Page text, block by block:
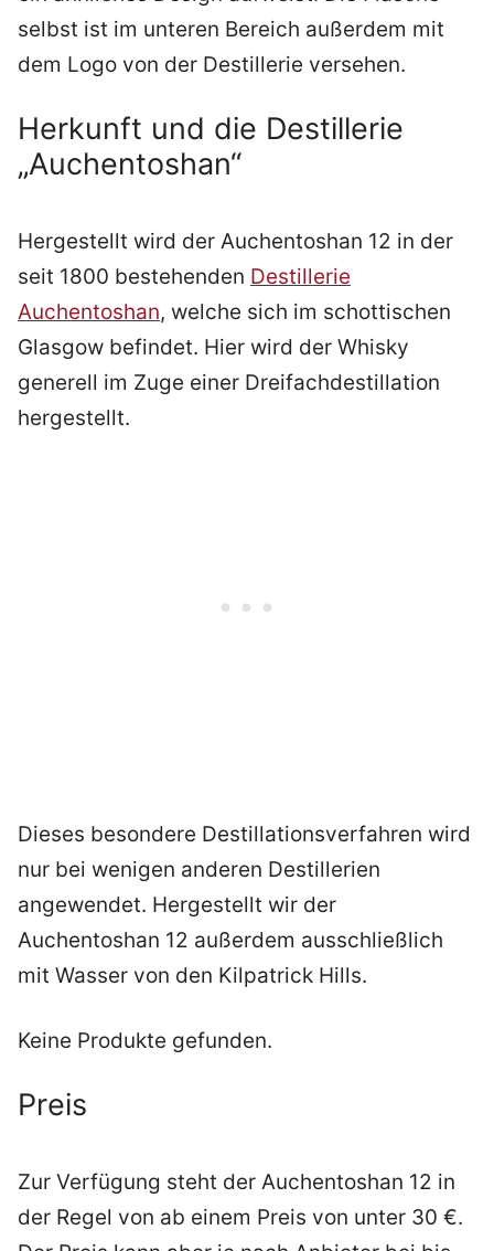
selbst ist im unteren Bereich außerdem mit
dem Logo von der Destillerie versehen.
Herkunft und die Destillerie
„Auchentoshan“
Hergestellt wird der Auchentoshan 12 in der
seit 1800 bestehenden Destillerie
Auchentoshan, welche sich im schottischen
Glasgow befindet. Hier wird der Whisky
generell im Zuge einer Dreifachdestillation
hergestellt.
Dieses besondere Destillationsverfahren wird
nur bei wenigen anderen Destillerien
angewendet. Hergestellt wir der
Auchentoshan 12 außerdem ausschließlich
mit Wasser von den Kilpatrick Hills.
Keine Produkte gefunden.
Preis
Zur Verfügung steht der Auchentoshan 12 in
der Regel von ab einem Preis von unter 30 €.